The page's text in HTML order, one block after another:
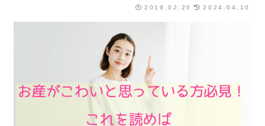
2019.02.20 2024.04.10